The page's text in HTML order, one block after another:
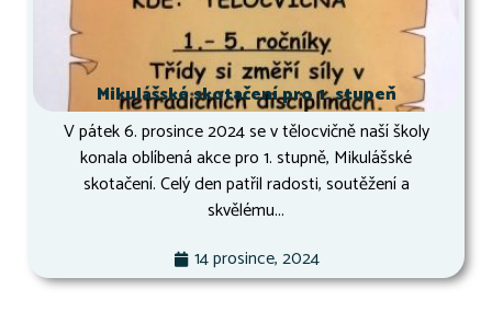
Mikulášské skotačení pro 1. stupeň
V pátek 6. prosince 2024 se v tělocvičně naší školy
konala oblíbená akce pro 1. stupně, Mikulášské
skotačení. Celý den patřil radosti, soutěžení a
skvělému...
14 prosince, 2024